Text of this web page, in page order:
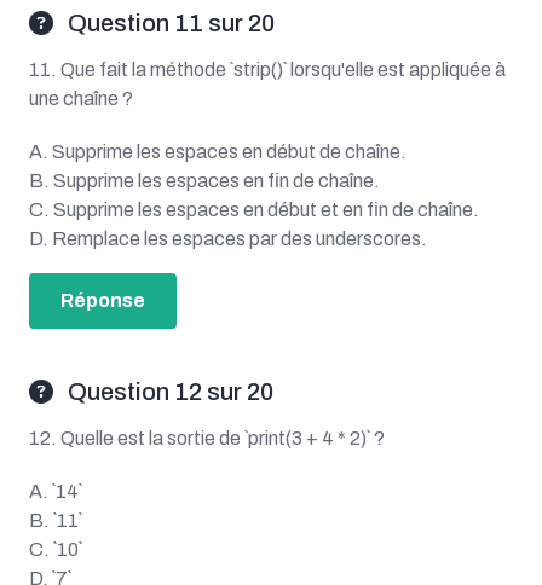
Question 11 sur 20
11. Que fait la méthode `strip()` lorsqu'elle est appliquée à
une chaîne ?
A. Supprime les espaces en début de chaîne.
B. Supprime les espaces en fin de chaîne.
C. Supprime les espaces en début et en fin de chaîne.
D. Remplace les espaces par des underscores.
Réponse
Question 12 sur 20
12. Quelle est la sortie de `print(3 + 4 * 2)` ?
A. `14`
B. `11`
C. `10`
D. `7`